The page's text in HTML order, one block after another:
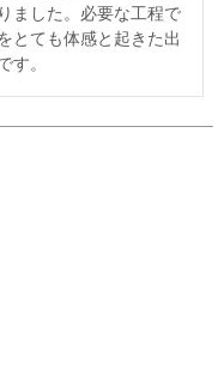
ました。必要な工程で
とても体感と起きた出
す。